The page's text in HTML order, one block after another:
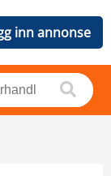
inn annonse